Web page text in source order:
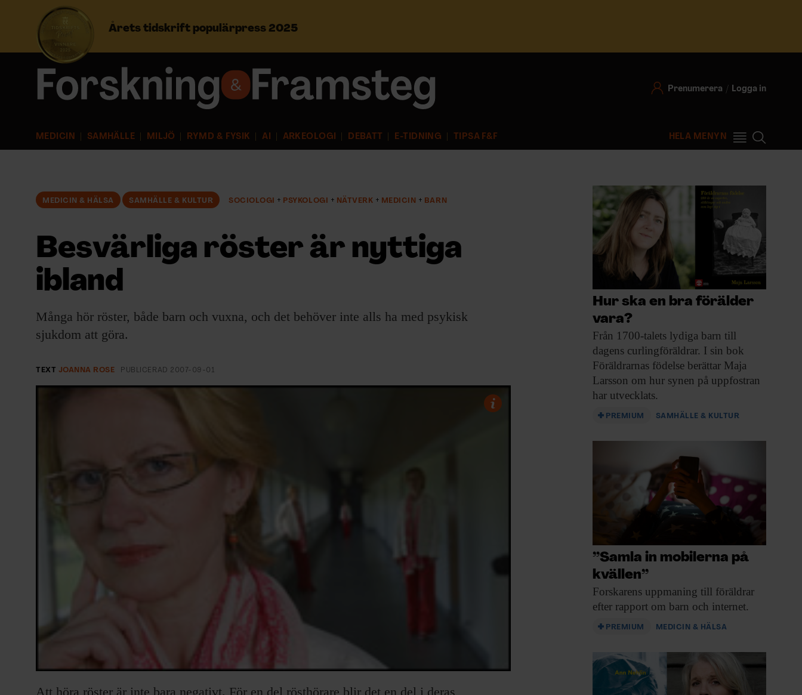
Årets tidskrift populärpress 2025
Prenumerera Logga in
MEDICIN SAMHÄLLE MILJÖ RYMD & FYSIK AI ARKEOLOGI DEBATT E-TIDNING TIPSA F&F HELA MENYN
r
Prenumerera
NYHETSBREV
ARKIV & E-TIDNING
LYSSNA/PODD
EVENEMANG & RESOR
SHOP
KONTAKTA F&F
SKRIV I F&F
OM F&F
MEDICIN & HÄLSA SAMHÄLLE & KULTUR SOCIOLOGI PSYKOLOGI NÄTVERK MEDICIN BARN
Besvärliga röster är nyttiga
ibland
Många hör röster, både barn och vuxna, och det behöver inte alls ha med psykisk
sjukdom att göra.
TEXT JOANNA ROSE PUBLICERAD 2007-09-01
Att höra röster är inte bara negativt. För en del rösthörare blir det en del i deras
Hur ska en bra förälder
vara?
Från 1700-talets lydiga barn till
dagens curlingföräldrar. I sin bok
Föräldrarnas födelse berättar Maja
Larsson om hur synen på uppfostran
har utvecklats.
PREMIUM SAMHÄLLE & KULTUR
”Samla in mobilerna på
kvällen”
Forskarens uppmaning till föräldrar
efter rapport om barn och internet.
PREMIUM MEDICIN & HÄLSA